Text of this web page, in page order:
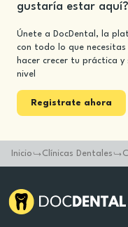
gustaría estar aquí?
Únete a DocDental, la
con todo lo que necesitas
hacer crecer tu práctica y
nivel
Registrate ahora
Inicio Clínicas Dentales